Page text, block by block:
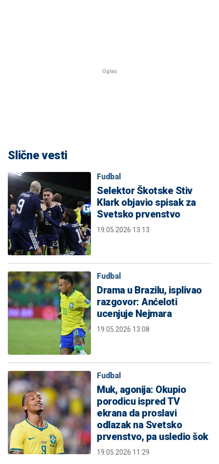
Slične vesti
Fudbal
Selektor Škotske Stiv
Klark objavio spisak za
Svetsko prvenstvo
19.05.2026 13:13
Fudbal
Drama u Brazilu, isplivao
razgovor: Anćeloti
ucenjuje Nejmara
19.05.2026 13:08
Fudbal
Muk, agonija: Okupio
porodicu ispred TV
ekrana da proslavi
odlazak na Svetsko
prvenstvo, pa usledio šok
19.05.2026 11:29